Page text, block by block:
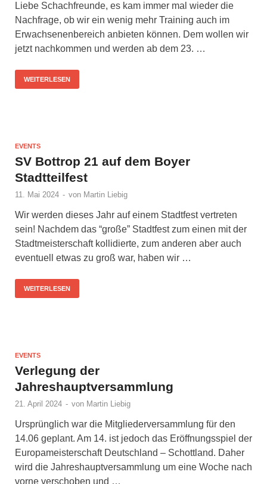
Liebe Schachfreunde, es kam immer mal wieder die
Nachfrage, ob wir ein wenig mehr Training auch im
Erwachsenenbereich anbieten können. Dem wollen wir
jetzt nachkommen und werden ab dem 23. …
WEITERLESEN
EVENTS
SV Bottrop 21 auf dem Boyer
Stadtteilfest
11. Mai 2024 - von Martin Liebig
Wir werden dieses Jahr auf einem Stadtfest vertreten
sein! Nachdem das “große” Stadtfest zum einen mit der
Stadtmeisterschaft kollidierte, zum anderen aber auch
eventuell etwas zu groß war, haben wir …
WEITERLESEN
EVENTS
Verlegung der
Jahreshauptversammlung
21. April 2024 - von Martin Liebig
Ursprünglich war die Mitgliederversammlung für den
14.06 geplant. Am 14. ist jedoch das Eröffnungsspiel der
Europameisterschaft Deutschland – Schottland. Daher
wird die Jahreshauptversammlung um eine Woche nach
vorne verschoben und …